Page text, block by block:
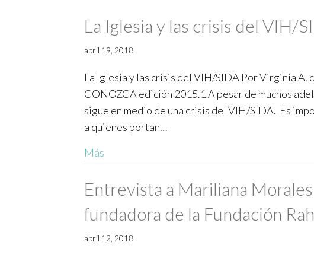
La Iglesia y las crisis del VIH/
abril 19, 2018
La Iglesia y las crisis del VIH/SIDA Por Virginia
CONOZCA edición 2015.1 A pesar de muchos
sigue en medio de una crisis del VIH/SIDA. Es
a quienes portan…
Más
Entrevista a Mariliana
fundadora de la Fundación
abril 12, 2018